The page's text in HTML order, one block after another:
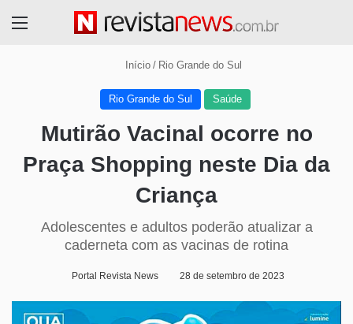
Início / Rio Grande do Sul
Rio Grande do Sul Saúde
Mutirão Vacinal ocorre no
Praça Shopping neste Dia da
Criança
Adolescentes e adultos poderão atualizar a
caderneta com as vacinas de rotina
Portal Revista News 28 de setembro de 2023